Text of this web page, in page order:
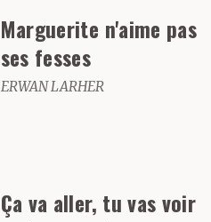
Marguerite n'aime pas
ses fesses
ERWAN LARHER
Ça va aller, tu vas voir